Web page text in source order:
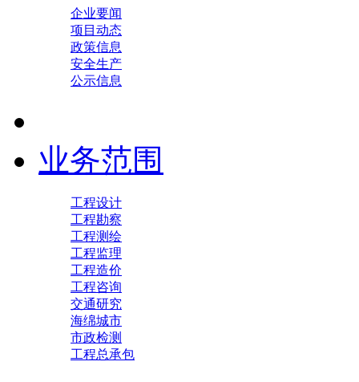
企业要闻
项目动态
政策信息
安全生产
公示信息
业务范围
工程设计
工程勘察
工程测绘
工程监理
工程造价
工程咨询
交通研究
海绵城市
市政检测
工程总承包